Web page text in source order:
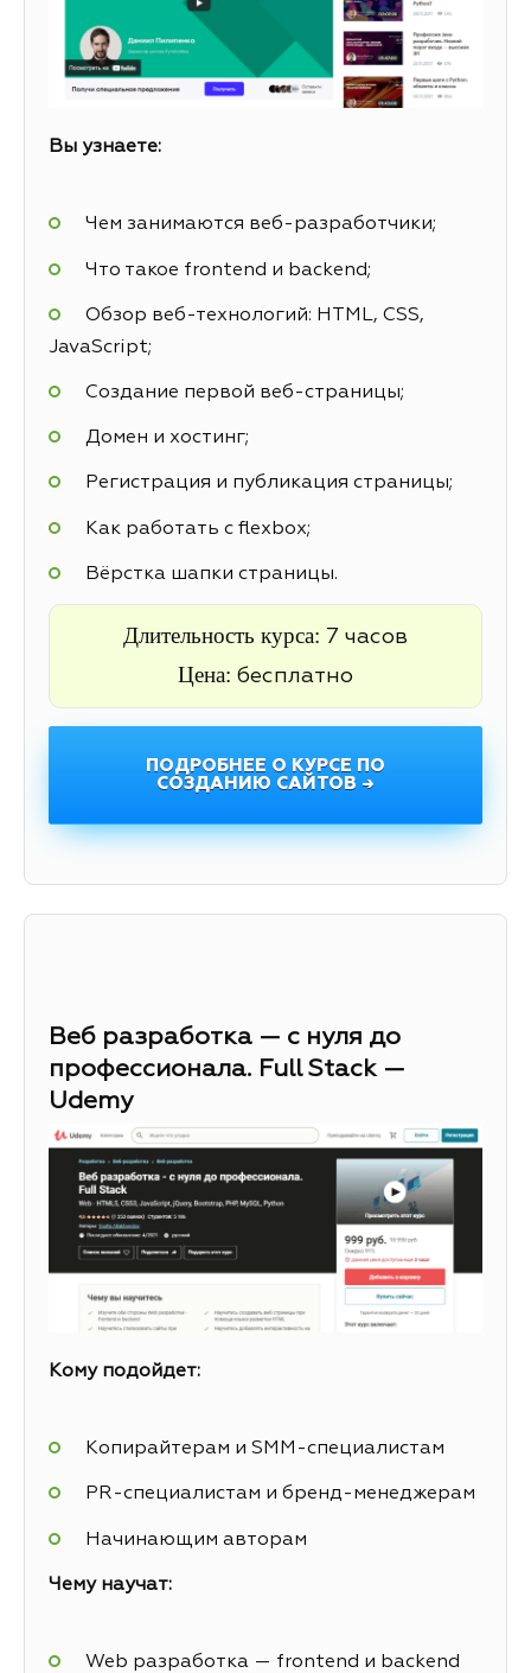
Вы узнаете:
Чем занимаются веб-разработчики;
Что такое frontend и backend;
Обзор веб-технологий: HTML, CSS,
JavaScript;
Создание первой веб-страницы;
Домен и хостинг;
Регистрация и публикация страницы;
Как работать с flexbox;
Вёрстка шапки страницы.
Длительность курса: 7 часов
Цена: бесплатно
ПОДРОБНЕЕ О КУРСЕ ПО
СОЗДАНИЮ САЙТОВ →
Веб разработка — с нуля до
профессионала. Full Stack —
Udemy
Кому подойдет:
Копирайтерам и SMM-специалистам
PR-специалистам и бренд-менеджерам
Начинающим авторам
Чему научат:
Web разработка — frontend и backend